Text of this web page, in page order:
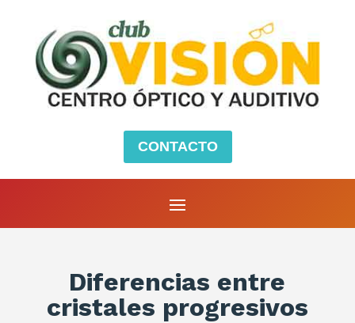
CONTACTO
Diferencias entre
cristales progresivos